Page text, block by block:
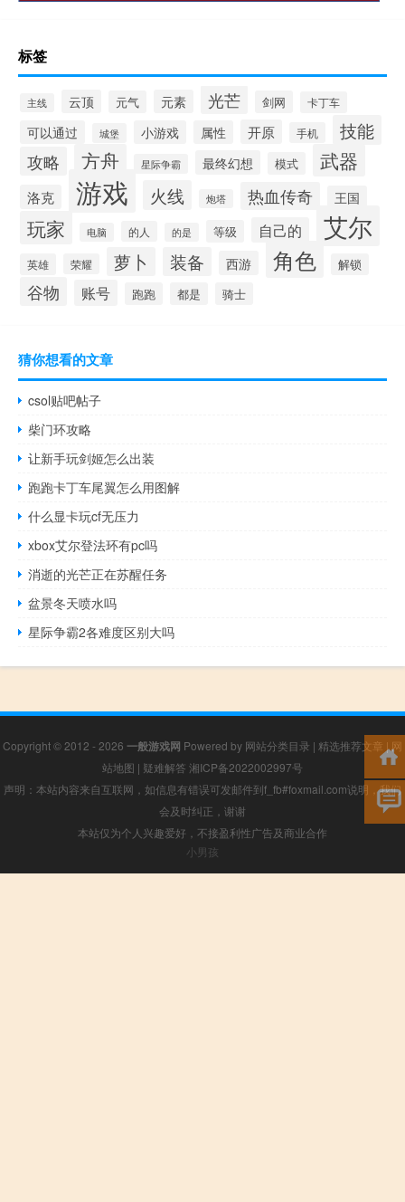
标签
主线 云顶 元气 元素 光芒 剑网 卡丁车
可以通过 城堡 小游戏 属性 开原 手机 技能
攻略 方舟 星际争霸 最终幻想 模式 武器
洛克 游戏 火线 炮塔 热血传奇 王国
玩家 电脑 的人 的是 等级 自己的 艾尔
英雄 荣耀 萝卜 装备 西游 角色 解锁
谷物 账号 跑跑 都是 骑士
猜你想看的文章
csol贴吧帖子
柴门环攻略
让新手玩剑姬怎么出装
跑跑卡丁车尾翼怎么用图解
什么显卡玩cf无压力
xbox艾尔登法环有pc吗
消逝的光芒正在苏醒任务
盆景冬天喷水吗
星际争霸2各难度区别大吗
Copyright © 2012 - 2026 一般游戏网 Powered by 网站分类目录 | 精选推荐文章 |网
站地图 | 疑难解答 湘ICP备2022002997号
声明：本站内容来自互联网，如信息有错误可发邮件到f_fb#foxmail.com说明，我们
会及时纠正，谢谢
本站仅为个人兴趣爱好，不接盈利性广告及商业合作
小男孩